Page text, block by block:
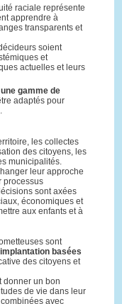
raciale représente
apprendre à
transparents et
soient
et
actuelles et leurs
gamme de
adaptés pour
les collectes
des citoyens, les
municipalités.
leur approche
processus
sont axées
économiques et
aux enfants et à
sont
basées
des citoyens et
donner un bon
de vie dans leur
avec